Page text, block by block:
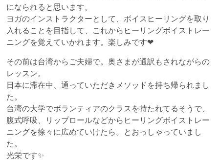
になられると思います。
ヨガのインストラクターとして、ボイスヒーリングを取り
入れることを目指して、これからヒーリングボイストレー
ニングを覚えていかれます。楽しみです❤
その前は台湾からご夫婦で。奥さまが通訳もされながらの
レッスン。
日本に滞在中、通っていただきメソッドを持ち帰られまし
た。
台湾の大学でボランティアのクラスを持たれてるそうで、
腹式呼吸、リップロールなどからヒーリングボイストレー
ニングを徐々に広めていけたら。とおっしゃっていまし
た。
光栄です✨